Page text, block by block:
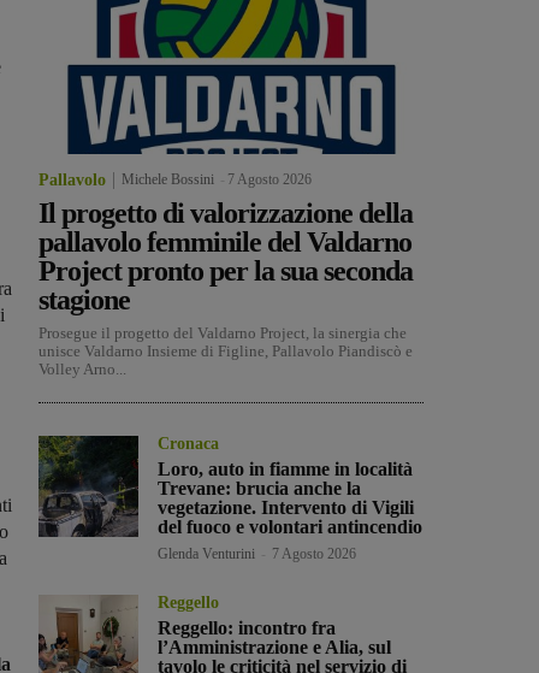
Pallavolo Michele Bossini 7 Agosto 2026
Il progetto di valorizzazione della
pallavolo femminile del Valdarno
Project pronto per la sua seconda
stagione
Prosegue il progetto del Valdarno Project, la sinergia che
unisce Valdarno Insieme di Figline, Pallavolo Piandiscò e
Volley Arno...
Cronaca
Loro, auto in fiamme in località
Trevane: brucia anche la
vegetazione. Intervento di Vigili
del fuoco e volontari antincendio
Glenda Venturini 7 Agosto 2026
Reggello
Reggello: incontro fra
l’Amministrazione e Alia, sul
tavolo le criticità nel servizio di